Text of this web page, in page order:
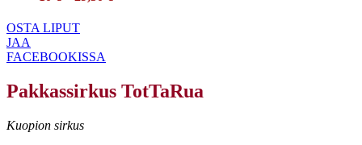
OSTA LIPUT
JAA
FACEBOOKISSA
Pakkassirkus TotTaRua
Kuopion sirkus